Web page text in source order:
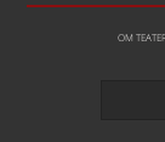
OM